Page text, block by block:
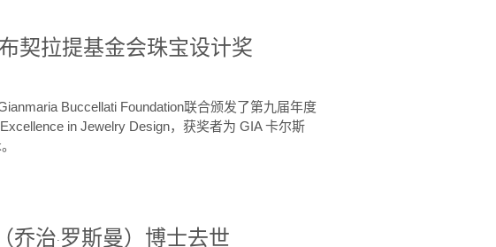
契拉提基金会珠宝设计奖
Buccellati Foundation联合颁发了第九届年度
in Jewelry Design，获奖者为 GIA 卡尔斯
乔治·罗斯曼）博士去世